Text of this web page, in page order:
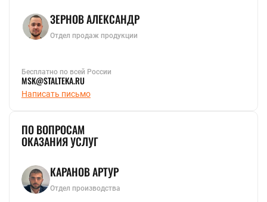
ЗЕРНОВ АЛЕКСАНДР
Отдел продаж продукции
Бесплатно по всей России
MSK@STALTEKA.RU
Написать письмо
ПО ВОПРОСАМ
ОКАЗАНИЯ УСЛУГ
КАРАНОВ АРТУР
Отдел производства